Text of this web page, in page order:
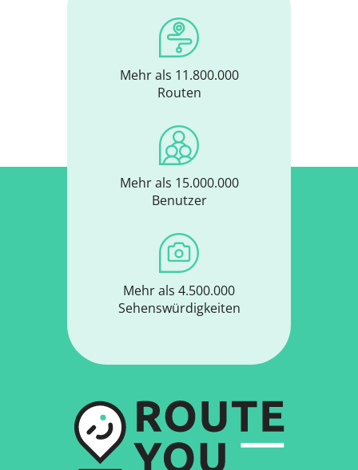
Mehr als 11.800.000
Routen
Mehr als 15.000.000
Benutzer
Mehr als 4.500.000
Sehenswürdigkeiten